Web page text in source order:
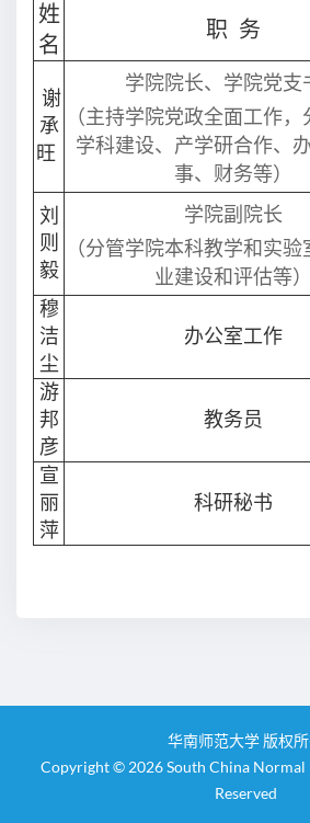
姓
名
职 务
谢
承
旺
学院院长、学院党支
（主持学院党政全面工作，
学科建设、产学研合作、
事、财务等）
刘
则
毅
学院副院长
（分管学院本科教学和实
业建设和评估等）
穆
洁
尘
办公室工作
游
邦
彦
教务员
宣
丽
萍
科研秘书
华南师范大学 版权
Copyright © 2026 South China Normal
Reserved